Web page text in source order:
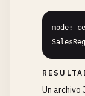
mode:
Un archivo